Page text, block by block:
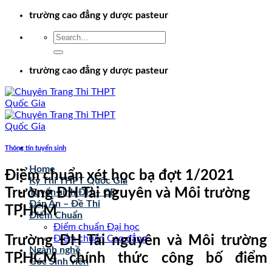
Chuyểntrường cao đẳng y dược pasteur
trường cao đẳng y dược pasteur
Home
Kỳ Thi THPT Quốc Gia
Tuyển sinh ĐH – CĐ
Đáp Án – Đề Thi
Điểm Chuẩn
Điểm chuẩn Đại học
Điểm chuẩn Cao đẳng
Ngành nghề
Góc Sinh viên
Thông tin tuyển sinh
Điểm chuẩn xét học bạ đợt 1/2021
Trường ĐH Tài nguyên và Môi trường
TPHCM
Trường ĐH Tài nguyên và Môi trường
TPHCM chính thức công bố điểm